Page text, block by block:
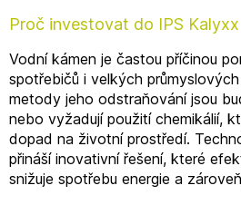
Proč investovat do IPS Kalyxx
Vodní kámen je častou příčinou
spotřebičů i velkých
metody jeho odstraňování jsou
nebo vyžadují použití chemikálií,
dopad na životní prostředí.
přináší inovativní řešení, které
snižuje spotřebu energie a